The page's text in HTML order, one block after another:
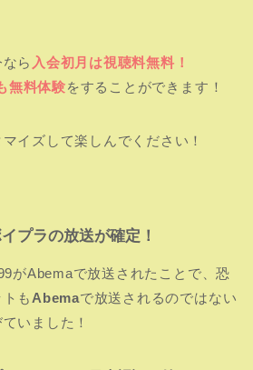
ら 入会初月は視聴料無料！
無料体験をすることができます！
イズして楽しんでください！
プラの放送が確定！
がAbemaで放送されたことで、恐
も Abemaで放送されるのではない
いました！